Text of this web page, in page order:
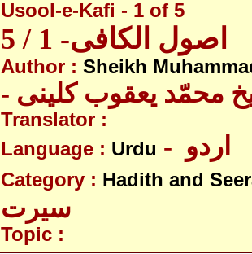
Usool-e-Kafi - 1 of 5
اصول الکافی- 1 / 5
Author : Sheikh
محمّد یعقوب کلینی
Translator :
Language : Urdu
Category : Hadith and
سیرت
Topic :